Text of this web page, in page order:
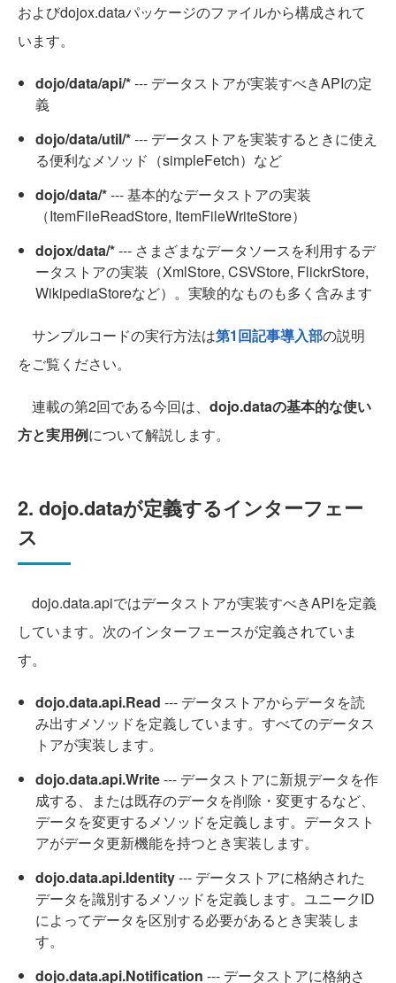
およびdojox.dataパッケージのファイルから構成されて
います。
dojo/data/api/*--- データストアが実装すべきAPIの定
義
dojo/data/util/*--- データストアを実装するときに使え
る便利なメソッド（simpleFetch）など
dojo/data/*--- 基本的なデータストアの実装
（ItemFileReadStore, ItemFileWriteStore）
dojox/data/*--- さまざまなデータソースを利用するデ
ータストアの実装（XmlStore, CSVStore, FlickrStore,
WikipediaStoreなど）。実験的なものも多く含みます
サンプルコードの実行方法は第1回記事導入部の説明
をご覧ください。
連載の第2回である今回は、 dojo.dataの基本的な使い
方と実用例について解説します。
2. dojo.dataが定義するインターフェー
ス
dojo.data.apiではデータストアが実装すべきAPIを定義
しています。次のインターフェースが定義されていま
す。
dojo.data.api.Read --- データストアからデータを読
み出すメソッドを定義しています。すべてのデータス
トアが実装します。
dojo.data.api.Write--- データストアに新規データを作
成する、または既存のデータを削除・変更するなど、
データを変更するメソッドを定義します。データスト
アがデータ更新機能を持つとき実装します。
dojo.data.api.Identity--- データストアに格納された
データを識別するメソッドを定義します。ユニークID
によってデータを区別する必要があるとき実装しま
す。
dojo.data.api.Notification --- データストアに格納さ